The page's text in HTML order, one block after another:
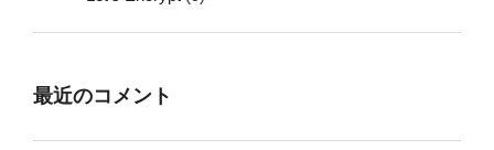
最近のコメント